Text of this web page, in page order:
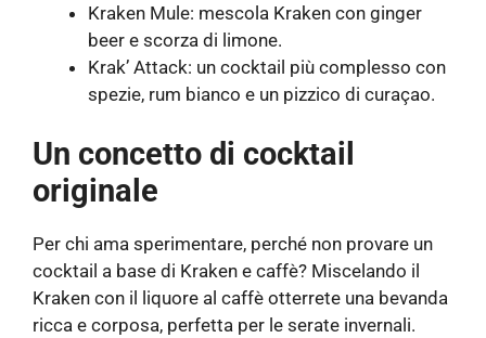
Kraken Mule: mescola Kraken con ginger
beer e scorza di limone.
Krak’ Attack: un cocktail più complesso con
spezie, rum bianco e un pizzico di curaçao.
Un concetto di cocktail
originale
Per chi ama sperimentare, perché non provare un
cocktail a base di Kraken e caffè? Miscelando il
Kraken con il liquore al caffè otterrete una bevanda
ricca e corposa, perfetta per le serate invernali.